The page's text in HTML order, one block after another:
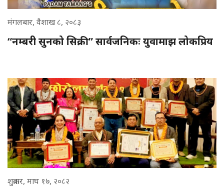
मंगलबार, वैशाख ८, २०८३
“नम्बरी सुनको सिक्री” सार्वजनिकः युवामाझ लोकप्रिय
शुक्रबार, माघ १७, २०८२